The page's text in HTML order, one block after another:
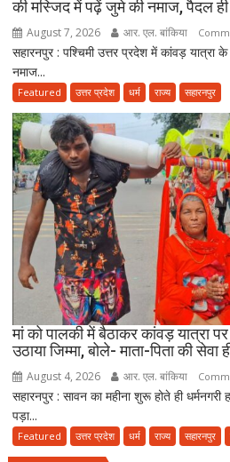
की मस्जिद में पढ़ें जुमे की नमाज, पैदल ही
August 7, 2026 आर. एल. बांकिया
सहारनपुर : पश्चिमी उत्तर प्रदेश में कांवड़ यात्रा
नमाज...
Featured उत्तर प्रदेश धर्म राज्य सहारनपुर
मां को पालकी में बैठाकर कांवड़ यात्रा
उठाया जिम्मा, बोले- माता-पिता की
August 4, 2026 आर. एल. बांकिया
सहारनपुर : सावन का महीना शुरू होते ही धर्मनगरी
पड़ा...
Featured उत्तर प्रदेश धर्म राज्य सहारनपुर